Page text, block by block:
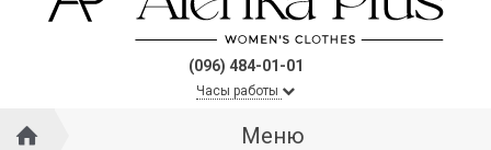
(096) 484-01-01
Часы работы
Меню